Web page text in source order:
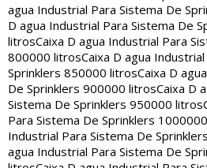
agua Industrial Para Sistema De
D agua Industrial Para Sistema De
litrosCaixa D agua Industrial Para
800000 litrosCaixa D agua
Sprinklers 850000 litrosCaixa D
De Sprinklers 900000 litrosCaixa D
Sistema De Sprinklers 950000 litros
Para Sistema De Sprinklers
Industrial Para Sistema De
agua Industrial Para Sistema De